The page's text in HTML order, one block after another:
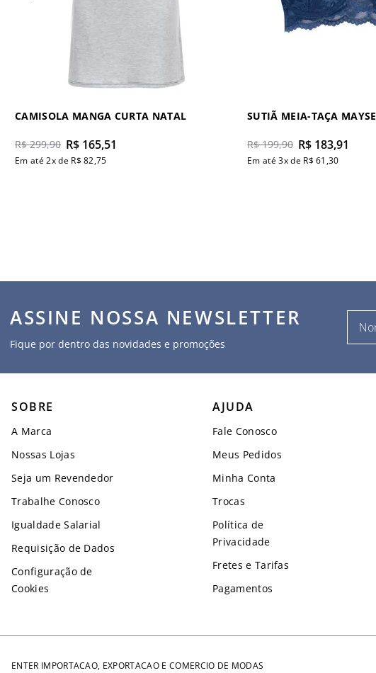
CAMISOLA MANGA CURTA NATAL
R$ 299,90 R$ 165,51
Em até2x de R$ 82,75
SUTIÃ MEIA-TAÇA MAYSE
R$ 199,90 R$ 183,91
Em até3x de R$ 61 ,30
ASSINE NOSSA NEWSLETTER
Fique por dentro das novidades e promoções
SOBRE
A Marca
Nossas Lojas
Seja um Revendedor
Trabalhe Conosco
Igualdade Salarial
Requisição de Dados
Configuração de
Cookies
AJUDA
Fale Conosco
Meus Pedidos
Minha Conta
Trocas
Política de
Privacidade
Fretes e Tarifas
Pagamentos
ENTER IMPORTACAO, EXPORTACAO E COMERCIO DE MODAS